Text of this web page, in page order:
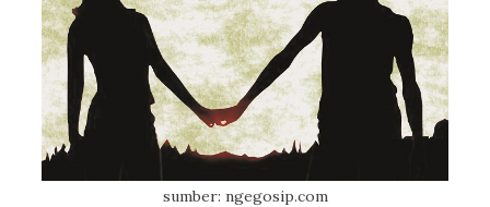
sumber: ngegosip.com